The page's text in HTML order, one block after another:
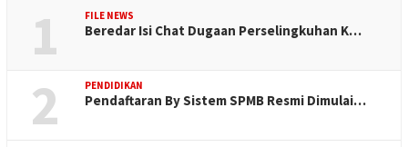
1 FILE NEWS
Beredar Isi Chat Dugaan Perselingkuhan K…
2 PENDIDIKAN
Pendaftaran By Sistem SPMB Resmi Dimulai…